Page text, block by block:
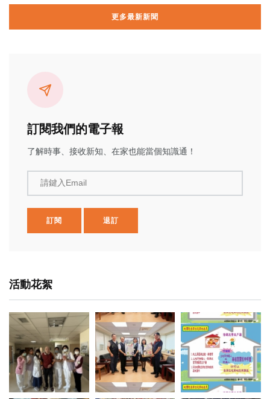
更多最新新聞
訂閱我們的電子報
了解時事、接收新知、在家也能當個知識通！
請鍵入Email
訂閱 退訂
活動花絮